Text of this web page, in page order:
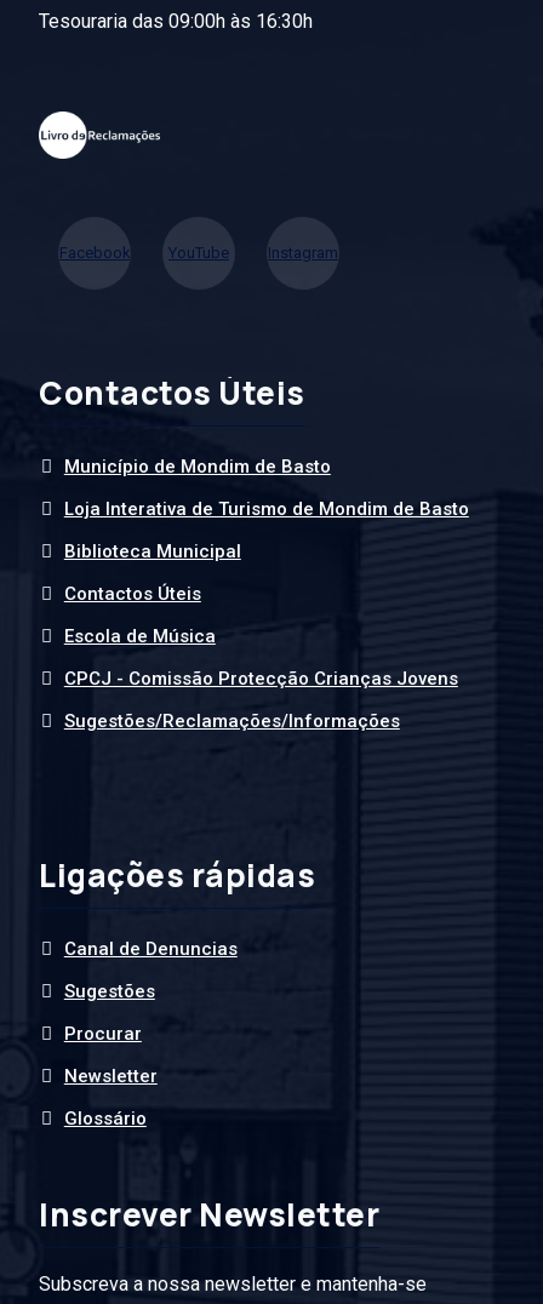
Tesouraria das 09:00h às 16:30h
Facebook YouTube Instagram
Contactos Úteis
Município de Mondim de Basto
Loja Interativa de Turismo de Mondim de Basto
Biblioteca Municipal
Contactos Úteis
Escola de Música
CPCJ - Comissão Protecção Crianças Jovens
Sugestões/Reclamações/Informações
Ligações rápidas
Canal de Denuncias
Sugestões
Procurar
Newsletter
Glossário
Inscrever Newsletter
Subscreva a nossa newsletter e mantenha-se